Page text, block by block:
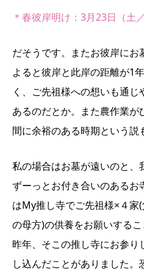
＊春彼岸明け：3月23日（土
だそうです。またお彼岸にお
よると彼岸と此岸の距離が1
く、ご先祖様への想いも通
あるのだとか。また農作業
間に余裕のある時期という説
私の場合はお墓が遠いのと、
ずーっとお付き合いのある
はMy推し寺でご先祖様×４家
の母方)の供養をお願いする
昨年、そこの推し寺にお参り
し込んだことがありました